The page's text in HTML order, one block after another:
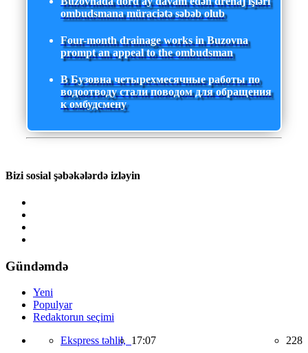
ombudsmana müraciətə səbəb olub
Four-month drainage works in Buzovna
prompt an appeal to the ombudsman
В Бузовна четырехмесячные работы по
водоотводу стали поводом для обращения
к омбудсмену
Bizi sosial şəbəkələrdə izləyin
Gündəmdə
Yeni
Populyar
Redaktorun seçimi
Ekspress təhlil, 17:07 228